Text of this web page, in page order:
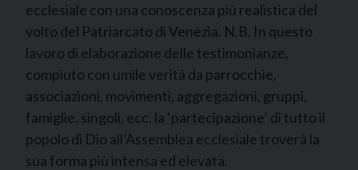
ecclesiale con una conoscenza più realistica del
volto del Patriarcato di Venezia. N.B. In questo
lavoro di elaborazione delle testimonianze,
compiuto con umile verità da parrocchie,
associazioni, movimenti, aggregazioni, gruppi,
famiglie, singoli, ecc. la ‘partecipazione’ di tutto il
popolo di Dio all’Assemblea ecclesiale troverà la
sua forma più intensa ed elevata.